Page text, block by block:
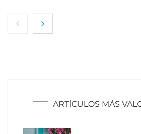
ARTÍCULOS MÁS